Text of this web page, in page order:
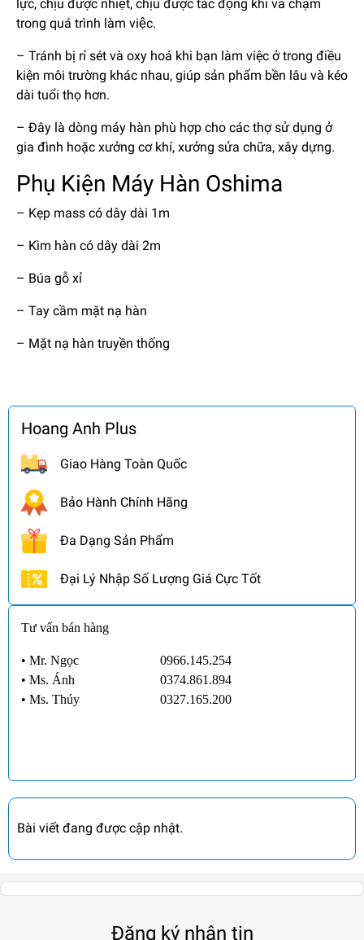
lực, chịu được nhiệt, chịu được tác động khi va chạm
trong quá trình làm việc.
– Tránh bị rỉ sét và oxy hoá khi bạn làm việc ở trong điều
kiện môi trường khác nhau, giúp sản phẩm bền lâu và kéo
dài tuổi thọ hơn.
– Đây là dòng máy hàn phù hợp cho các thợ sử dụng ở
gia đình hoặc xưởng cơ khí, xưởng sửa chữa, xây dựng.
Phụ Kiện Máy Hàn Oshima
– Kẹp mass có dây dài 1m
– Kìm hàn có dây dài 2m
– Búa gỗ xỉ
– Tay cầm mặt nạ hàn
– Mặt nạ hàn truyền thống
Hoang Anh Plus
Giao Hàng Toàn Quốc
Bảo Hành Chính Hãng
Đa Dạng Sản Phẩm
Đại Lý Nhập Số Lượng Giá Cực Tốt
Tư vấn bán hàng
• Mr. Ngọc
0966.145.254
• Ms. Ánh
0374.861.894
• Ms. Thúy 0327.165.200
Bài viết đang được cập nhật.
Đăng ký nhận tin